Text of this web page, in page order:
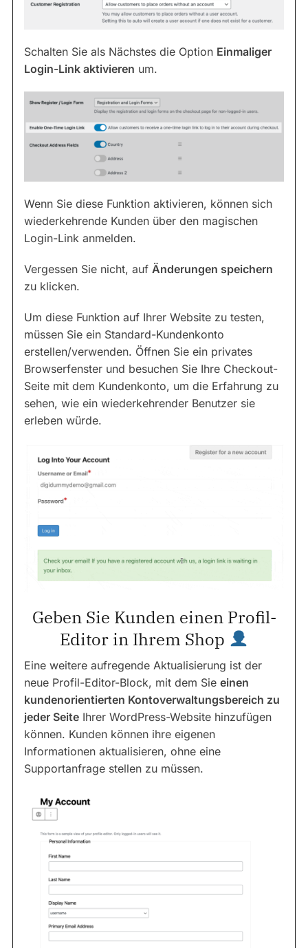
Schalten Sie als Nächstes die Option Einmaliger
Login-Link aktivieren um.
Wenn Sie diese Funktion aktivieren, können sich
wiederkehrende Kunden über den magischen
Login-Link anmelden.
Vergessen Sie nicht, auf Änderungen speichern
zu klicken.
Um diese Funktion auf Ihrer Website zu testen,
müssen Sie ein Standard-Kundenkonto
erstellen/verwenden. Öffnen Sie ein privates
Browserfenster und besuchen Sie Ihre Checkout-
Seite mit dem Kundenkonto, um die Erfahrung zu
sehen, wie ein wiederkehrender Benutzer sie
erleben würde.
Geben Sie Kunden einen Profil-
Editor in Ihrem Shop
Eine weitere aufregende Aktualisierung ist der
neue Profil-Editor-Block, mit dem Sie einen
kundenorientierten Kontoverwaltungsbereich zu
jeder Seite Ihrer WordPress-Website hinzufügen
können. Kunden können ihre eigenen
Informationen aktualisieren, ohne eine
Supportanfrage stellen zu müssen.